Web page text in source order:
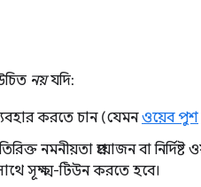
নয়যদি:
করতে চান (যেমনওয়েব পুশ
নমনীয়তা প্রয়োজন বা
সূক্ষ্ম-টিউন করতে হবে।